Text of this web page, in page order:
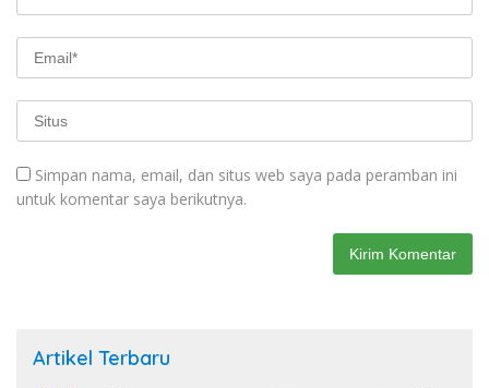
Simpan nama, email, dan situs web saya pada peramban ini
untuk komentar saya berikutnya.
Artikel Terbaru